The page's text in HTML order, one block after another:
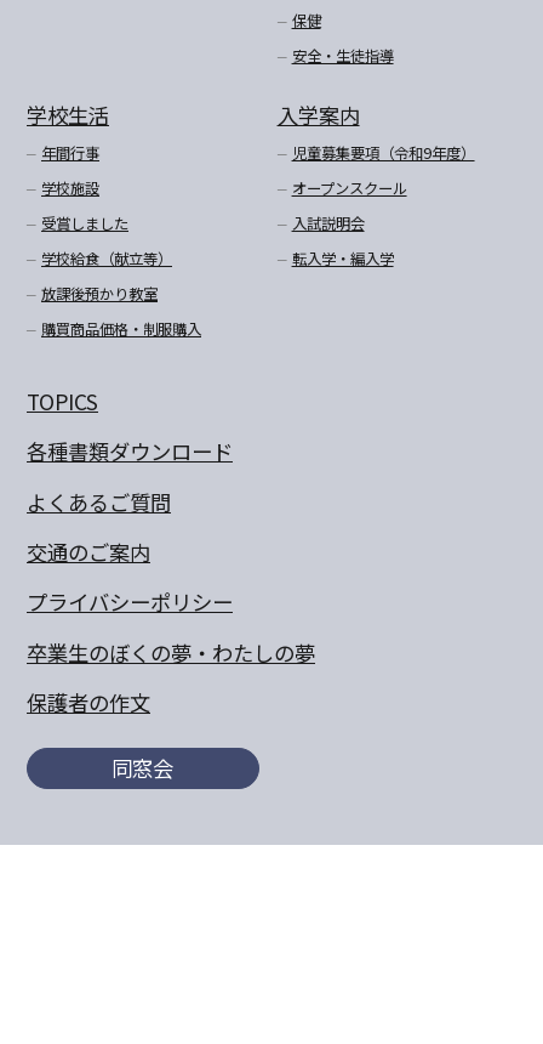
保健
安全・生徒指導
学校生活
年間行事
学校施設
受賞しました
学校給食（献立等）
放課後預かり教室
購買商品価格・制服購入
入学案内
児童募集要項（令和9年度）
オープンスクール
入試説明会
転入学・編入学
TOPICS
各種書類ダウンロード
よくあるご質問
交通のご案内
プライバシーポリシー
卒業生のぼくの夢・わたしの夢
保護者の作文
同窓会